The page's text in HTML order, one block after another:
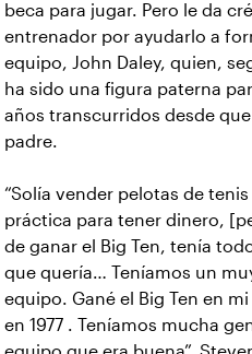
beca para jugar. Pero le da
entrenador por ayudarlo a
equipo, John Daley, quien,
ha sido una figura paterna
años transcurridos desde
padre.
“Solía vender pelotas de tenis
práctica para tener dinero,
de ganar el Big Ten, tenía
que quería… Teníamos un
equipo. Gané el Big Ten en
en 1977 . Teníamos mucha